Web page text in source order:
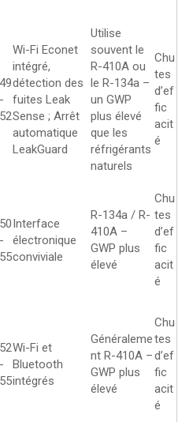
49
-
52
Wi-Fi Econet
intégré,
détection des
fuites Leak
Sense ; Arrêt
automatique
LeakGuard
Utilise
souvent le
R-410A ou
le R-134a –
un GWP
plus élevé
que les
réfrigérants
naturels
Chu
tes
d’ef
fic
acit
é
50
-
55
Interface
électronique
conviviale
R-134a / R-
410A –
GWP plus
élevé
Chu
tes
d’ef
fic
acit
é
52
-
55
Wi-Fi et
Bluetooth
intégrés
Généraleme
nt R-410A –
GWP plus
élevé
Chu
tes
d’ef
fic
acit
é